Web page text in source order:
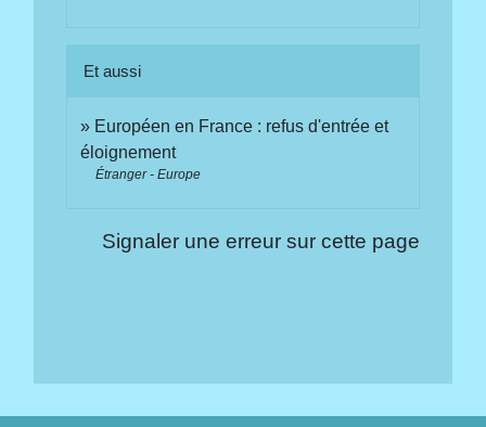
Et aussi
Européen en France : refus d'entrée et
éloignement
Étranger - Europe
Signaler une erreur sur cette page